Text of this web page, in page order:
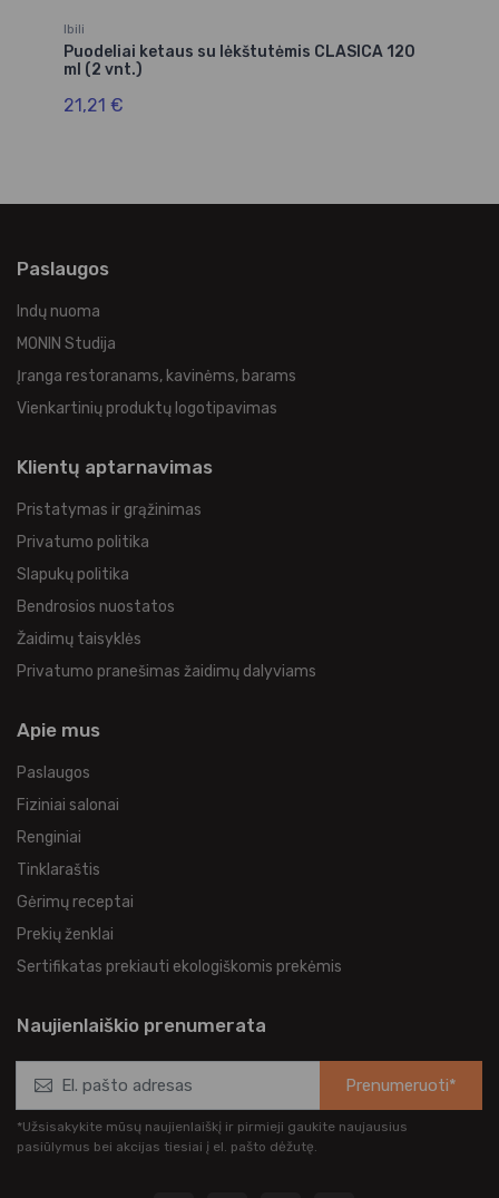
Ibili
Puodeliai ketaus su lėkštutėmis CLASICA 120
ml (2 vnt.)
21,21 €
Paslaugos
Indų nuoma
MONIN Studija
Įranga restoranams, kavinėms, barams
Vienkartinių produktų logotipavimas
Klientų aptarnavimas
Pristatymas ir grąžinimas
Privatumo politika
Slapukų politika
Bendrosios nuostatos
Žaidimų taisyklės
Privatumo pranešimas žaidimų dalyviams
Apie mus
Paslaugos
Fiziniai salonai
Renginiai
Tinklaraštis
Gėrimų receptai
Prekių ženklai
Sertifikatas prekiauti ekologiškomis prekėmis
Naujienlaiškio prenumerata
Prenumeruoti*
*Užsisakykite mūsų naujienlaiškį ir pirmieji gaukite naujausius
pasiūlymus bei akcijas tiesiai į el. pašto dėžutę.